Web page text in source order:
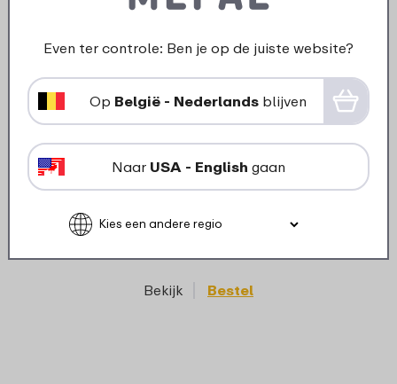
Ontbijtbord Silueta 230 mm -
Nordic black
49
Bekijk Bestel
Plat
›
Even ter controle: Ben je op de juiste website?
Op België - Nederlands blijven
Naar USA - English gaan